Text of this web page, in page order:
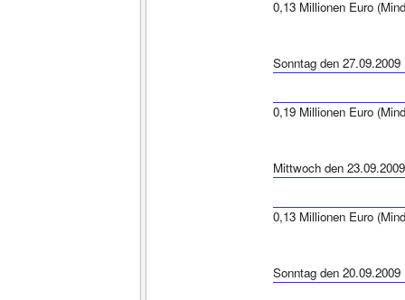
0,13 Millionen Euro
Sonntag den 27.09.2009
0,19 Millionen Euro
Mittwoch den 23.09.2009
0,13 Millionen Euro
Sonntag den 20.09.2009